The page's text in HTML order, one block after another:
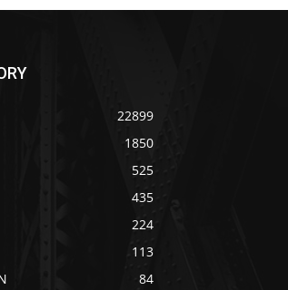
22899
1850
525
435
224
113
84